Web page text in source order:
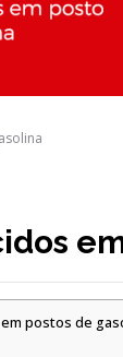
postos de